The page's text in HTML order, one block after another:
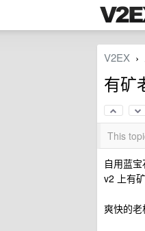
V2EX ›
有矿
This
自用蓝
v2 上有
爽快的